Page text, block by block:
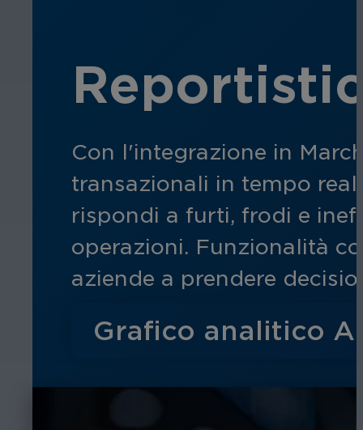
Con l'integrazione in
transazionali in tempo
rispondi a furti, frodi e
operazioni. Funzionalità
aziende a prendere
Grafico analitico AI